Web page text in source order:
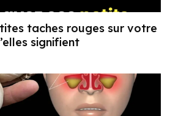
taches rouges sur votre
signifient